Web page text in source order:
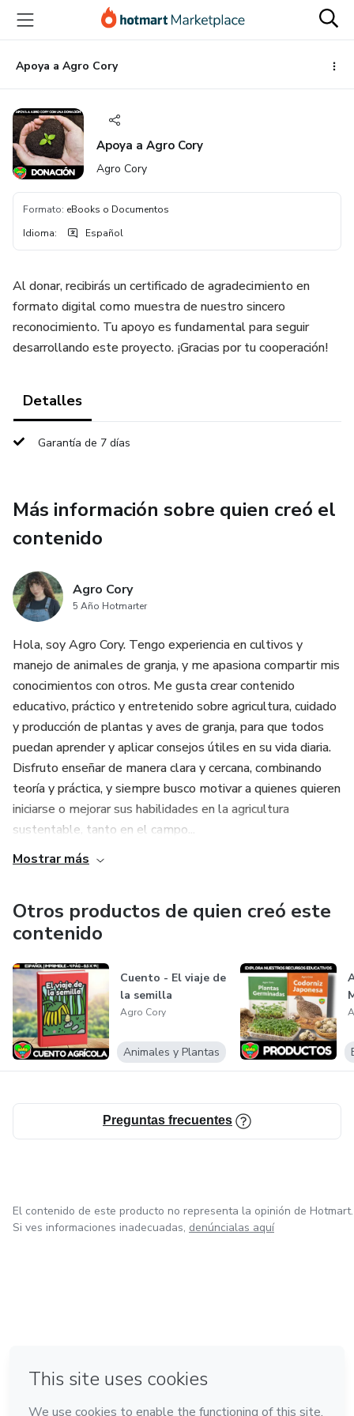
principal
página
de
página
Apoya a Agro Cory
Apoya a Agro Cory
Agro Cory
Formato: eBooks o Documentos
Idioma: Español
Al donar, recibirás un certificado de agradecimiento en
formato digital como muestra de nuestro sincero
reconocimiento. Tu apoyo es fundamental para seguir
desarrollando este proyecto. ¡Gracias por tu cooperación!
Detalles
Garantía de 7 días
Más información sobre quien creó el
contenido
Agro Cory
5 Año Hotmarter
Hola, soy Agro Cory. Tengo experiencia en cultivos y
manejo de animales de granja, y me apasiona compartir mis
conocimientos con otros. Me gusta crear contenido
educativo, práctico y entretenido sobre agricultura, cuidado
y producción de plantas y aves de granja, para que todos
puedan aprender y aplicar consejos útiles en su vida diaria.
Disfruto enseñar de manera clara y cercana, combinando
teoría y práctica, y siempre busco motivar a quienes quieren
iniciarse o mejorar sus habilidades en la agricultura
sustentable, tanto en el campo...
Mostrar más
Otros productos de quien creó este
contenido
Cuento - El viaje de
la semilla
Agro Cory
Animales y Plantas
Preguntas frecuentes
El contenido de este producto no representa la opinión de Hotmart.
Si ves informaciones inadecuadas, denúncialas aquí
Hecho con❤ en Ciudad de México